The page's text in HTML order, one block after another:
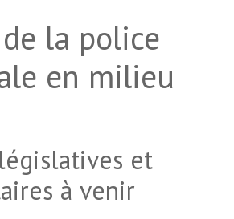
la police
en milieu
et
à venir